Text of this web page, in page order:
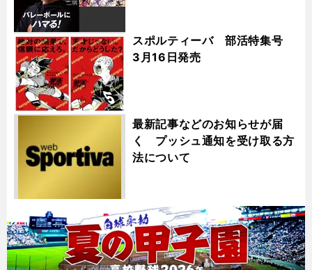
スポルティーバ 部活特集号
3月16日発売
最新記事などのお知らせが届
く プッシュ通知を受け取る方
法について